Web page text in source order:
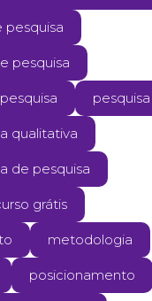
pesquisa
pesquisa
pesquisa
qualitativa
de pesquisa
grátis
metodologia
posicionamento